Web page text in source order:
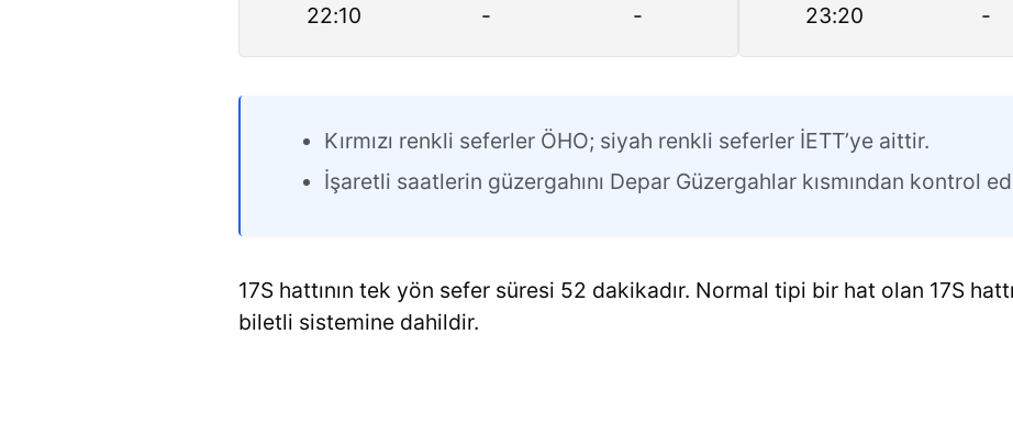
22:10
- -
23:20
-
Kırmızı renkli seferler ÖHO; siyah renkli seferler İETT’ye aittir.
İşaretli saatlerin güzergahını Depar Güzergahlar kısmından kontrol
17S hattının tek yön sefer süresi 52 dakikadır. Normal tipi bir hat olan 17S
biletli sistemine dahildir.